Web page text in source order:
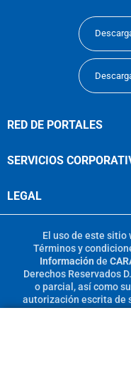
RED DE PORTALES
SERVICIOS
LEGAL
El uso de este
Términos y
Información de
Derechos Reservados
o parcial, así como
autorización escrita de